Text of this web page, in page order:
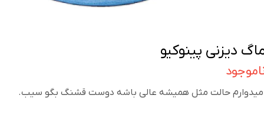
دیزنی پینوکیو
حالت مثل همیشه عالی باشه دوست قشنگ بگو سیب.